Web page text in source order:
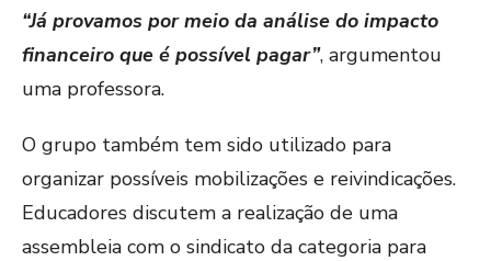
“Já provamos por meio da análise do impacto
financeiro que é possível pagar”, argumentou
uma professora.
O grupo também tem sido utilizado para
organizar possíveis mobilizações e reivindicações.
Educadores discutem a realização de uma
assembleia com o sindicato da categoria para